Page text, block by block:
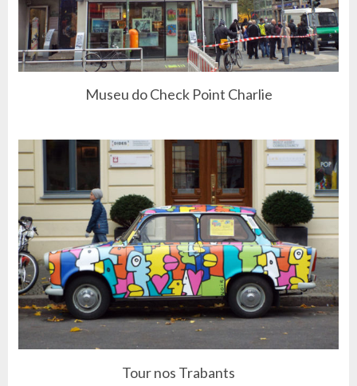
Museu do Check Point Charlie
Tour nos Trabants